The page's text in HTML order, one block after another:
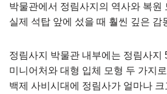
박물관에서 정림사지의 역사와 복원
실제 석탑 앞에 섰을 때 훨씬 깊은 감
정림사지 박물관 내부에는 정림사지
미니어처와 대형 입체 모형 두 가지
백제 사비시대에 정림사가 얼마나